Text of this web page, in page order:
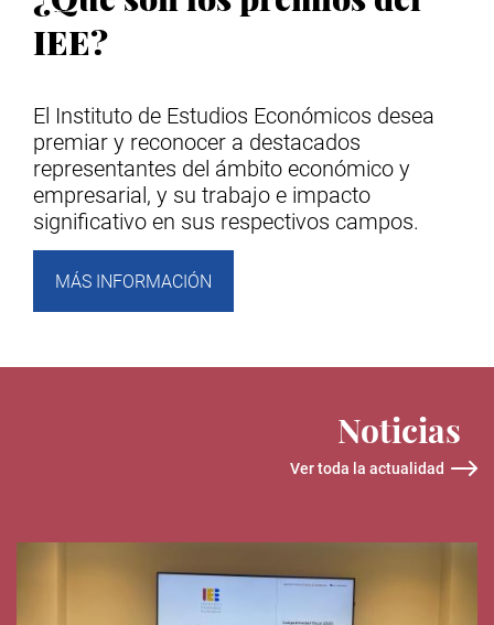
IEE?
El Instituto de Estudios Económicos desea
premiar y reconocer a destacados
representantes del ámbito económico y
empresarial, y su trabajo e impacto
significativo en sus respectivos campos.
MÁS INFORMACIÓN
Noticias
Ver toda la actualidad